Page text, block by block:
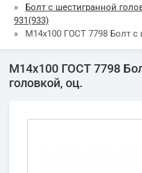
»
Болт с шестигранной
931(933)
»
М14х100 ГОСТ 7798 Болт с
М14х100 ГОСТ 7798
головкой, оц.